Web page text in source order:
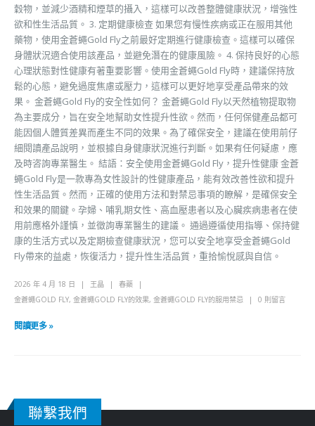
穀物，並減少酒精和煙草的攝入，這樣可以改善整體健康狀況，增強性
欲和性生活品質。 3. 定期健康檢查 如果您有慢性疾病或正在服用其他
藥物，使用金蒼蠅Gold Fly之前最好定期進行健康檢查。這樣可以確保
身體狀況適合使用該產品，並避免潛在的健康風險。 4. 保持良好的心態
心理狀態對性健康有著重要影響。使用金蒼蠅Gold Fly時，建議保持放
鬆的心態，避免過度焦慮或壓力，這樣可以更好地享受產品帶來的效
果。 金蒼蠅Gold Fly的安全性如何？ 金蒼蠅Gold Fly以天然植物提取物
為主要成分，旨在安全地幫助女性提升性欲。然而，任何保健產品都可
能因個人體質差異而產生不同的效果。為了確保安全，建議在使用前仔
細閱讀產品說明，並根據自身健康狀況進行判斷。如果有任何疑慮，應
及時咨詢專業醫生。 結語：安全使用金蒼蠅Gold Fly，提升性健康 金蒼
蠅Gold Fly是一款專為女性設計的性健康產品，能有效改善性欲和提升
性生活品質。然而，正確的使用方法和對禁忌事項的瞭解，是確保安全
和效果的關鍵。孕婦、哺乳期女性、高血壓患者以及心臟疾病患者在使
用前應格外謹慎，並徵詢專業醫生的建議。 通過遵循使用指導、保持健
康的生活方式以及定期檢查健康狀況，您可以安全地享受金蒼蠅Gold
Fly帶來的益處，恢復活力，提升性生活品質，重拾愉悅感與自信。
2026 年 4 月 18 日 王晶
春藥
金蒼蠅GOLD FLY, 金蒼蠅GOLD FLY的效果, 金蒼蠅GOLD FLY的服用禁忌 0 則留言
閱讀更多 »
聯繫我們